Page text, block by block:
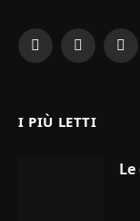
Facebook
X
I PIÙ LETTI